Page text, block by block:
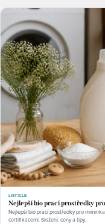
LISTICLE
Nejlepší bio prací prostředky
Nejlepší bio prací prostředky pro
certifikacemi. Složení, ceny a tipy.